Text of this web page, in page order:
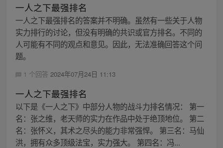
一人之下最强排名
一人之下最强排名的答案并不明确。虽然有一些关于人物
实力排行的讨论，但没有明确的共识或官方排名。不同的
人可能有不同的观点和意见。因此，无法准确回答这个问
题。
1 个回答 2024年07月24日 11:13
一人之下最强排名
以下是《一人之下》中部分人物的战斗力排名情况： 第一
名：张之维，老天师的实力在作品中处于绝顶地位。 第二
名：张怀义，其术之尽头的能力非常强悍。 第三名：马仙
洪，拥有众多顶级法宝，实力强大。 第四名：冯...